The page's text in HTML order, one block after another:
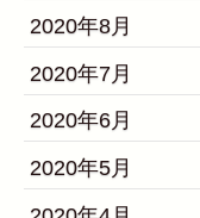
2020年8月
2020年7月
2020年6月
2020年5月